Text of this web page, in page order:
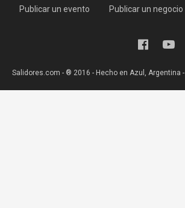
Publicar un evento Publicar un negocio
Salidores.com - ® 2016 - Hecho en Azul, Argentina -